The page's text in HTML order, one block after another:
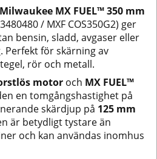
Milwaukee MX FUEL™ 350 mm
/ MXF COS350G2) ger
bensin, sladd, avgaser eller
Perfekt för skärning av
rör och metall.
motor och MX FUEL™
en tomgångshastighet på
skärdjup på 125 mm
är betydligt tystare än
och kan användas inomhus